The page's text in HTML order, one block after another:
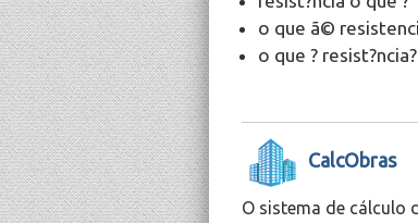
o que ã©
o que ? resist?ncia?
CalcObras
O sistema de cálculo